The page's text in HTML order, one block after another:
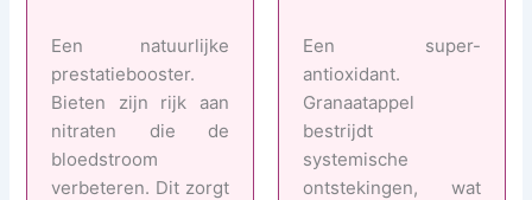
Een natuurlijke
prestatiebooster.
Bieten zijn rijk aan
nitraten die de
bloedstroom
verbeteren. Dit zorgt
Een super-
antioxidant.
Granaatappel
bestrijdt
systemische
ontstekingen, wat